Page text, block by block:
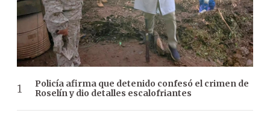
Policía afirma que detenido confesó el crimen de
Roselín y dio detalles escalofriantes